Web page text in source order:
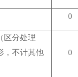
0
区分处理
，不计其他
0